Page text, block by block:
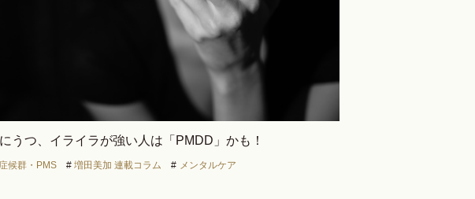
うつ、イライラが強い人は「PMDD」かも！
候群・PMS # 増田美加 連載コラム # メンタルケア